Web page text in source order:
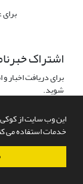
این وب سایت از کوکی
خدمات استفاده می
اشتراک
برای دریافت اخبار
شوید.
سامانه مدیریت